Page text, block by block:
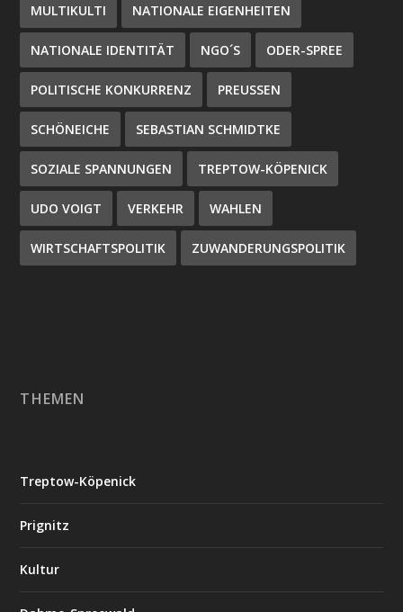
MULTIKULTI NATIONALE EIGENHEITEN
NATIONALE IDENTITÄT NGO´S ODER-SPREE
POLITISCHE KONKURRENZ PREUSSEN
SCHÖNEICHE SEBASTIAN SCHMIDTKE
SOZIALE SPANNUNGEN TREPTOW-KÖPENICK
UDO VOIGT VERKEHR WAHLEN
WIRTSCHAFTSPOLITIK ZUWANDERUNGSPOLITIK
THEMEN
Treptow-Köpenick
Prignitz
Kultur